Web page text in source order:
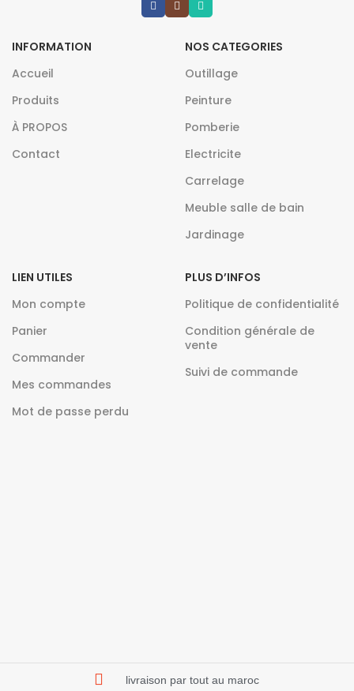
INFORMATION
Accueil
Produits
À PROPOS
Contact
NOS CATEGORIES
Outillage
Peinture
Pomberie
Electricite
Carrelage
Meuble salle de bain
Jardinage
LIEN UTILES
Mon compte
Panier
Commander
Mes commandes
Mot de passe perdu
PLUS D’INFOS
Politique de confidentialité
Condition générale de
vente
Suivi de commande
livraison par tout au maroc